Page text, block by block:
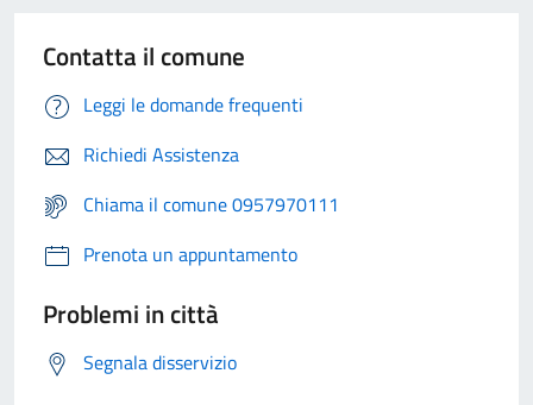
Contatta il comune
Leggi le domande frequenti
Richiedi Assistenza
Chiama il comune 0957970111
Prenota un appuntamento
Problemi in città
Segnala disservizio